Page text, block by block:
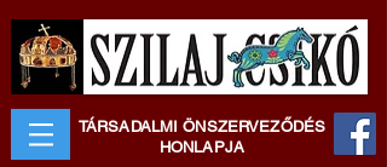
TÁRSADALMI ÖNSZERVEZŐDÉS
HONLAPJA